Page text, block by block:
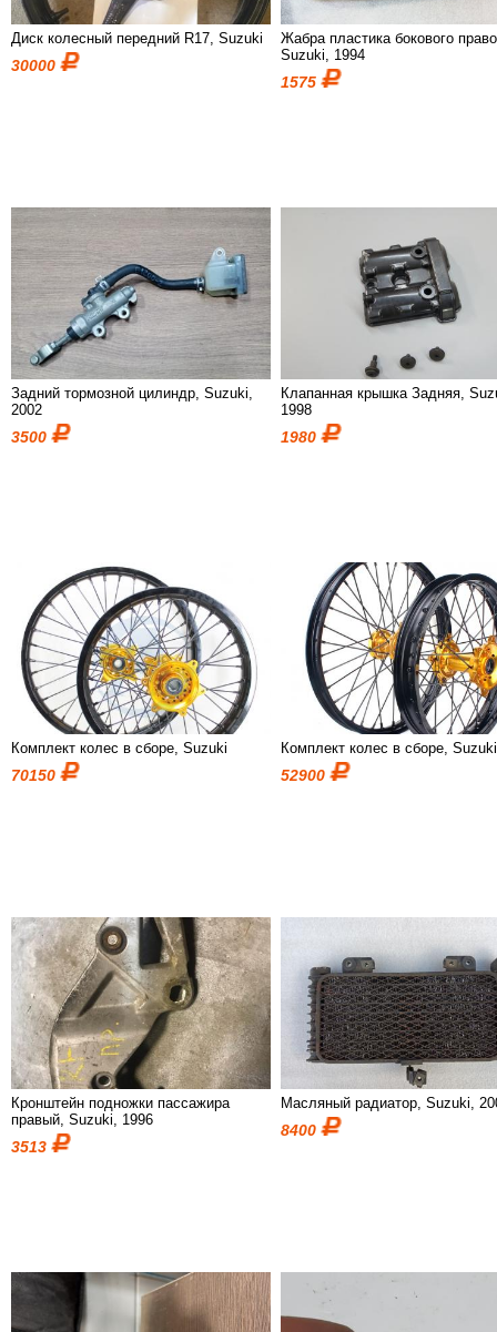
Диск колесный передний R17, Suzuki
30000
Жабра пластика бокового
Suzuki, 1994
1575
Задний тормозной цилиндр, Suzuki,
2002
3500
Клапанная крышка Задняя,
1998
1980
Комплект колес в сборе, Suzuki
70150
Комплект колес в сборе, Suzuki
52900
Кронштейн подножки пассажира
правый, Suzuki, 1996
3513
Масляный радиатор, Suzuki,
8400